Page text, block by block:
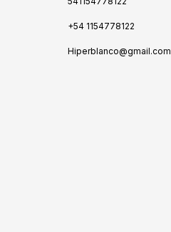
+54 1154778122
Hiperblanco@gmail.com